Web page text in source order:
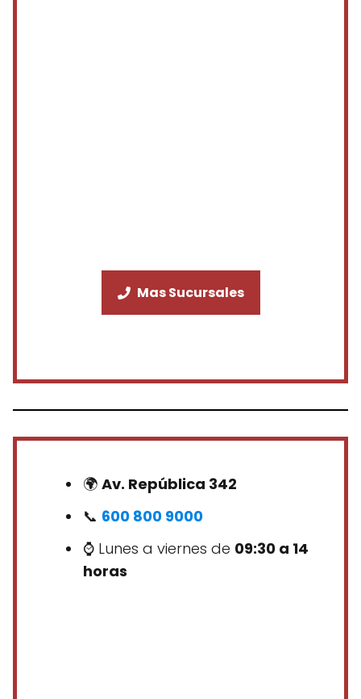
Mas Sucursales
🌍 Av. República 342
📞 600 800 9000
⌚ Lunes a viernes de 09:30 a 14
horas